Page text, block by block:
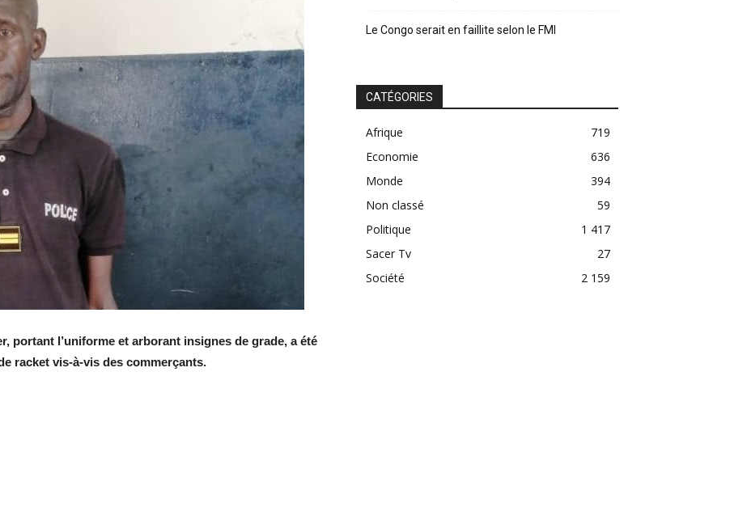
portant l’uniforme et arborant insignes de grade, a été
racket vis-à-vis des commerçants.
Le Congo serait en faillite selon le FMI
CATÉGORIES
Afrique
719
Economie
636
Monde
394
Non classé
59
Politique
1 417
Sacer Tv
27
Société
2 159